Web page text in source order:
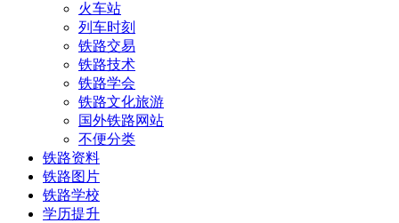
火车站
列车时刻
铁路交易
铁路技术
铁路学会
铁路文化旅游
国外铁路网站
不便分类
铁路资料
铁路图片
铁路学校
学历提升